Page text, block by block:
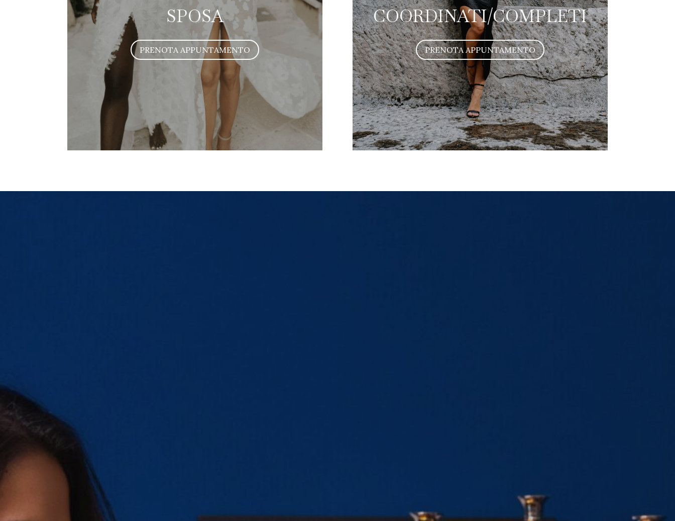
SPOSA
PRENOTA APPUNTAMENTO
COORDINATI/COMPLETI
PRENOTA APPUNTAMENTO